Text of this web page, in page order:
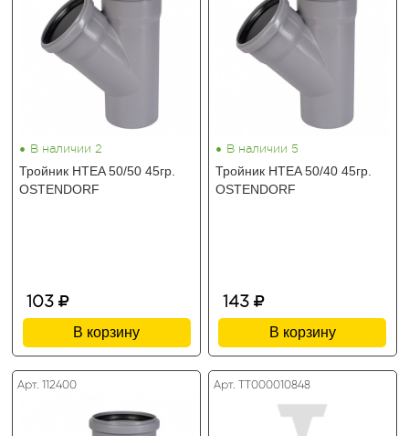
• В наличии 2
Тройник HTEA 50/50 45гр.
OSTENDORF
103
В корзину
• В наличии 5
Тройник HTEA 50/40 45гр.
OSTENDORF
143
В корзину
Арт. 112400 Арт. ТТ000010848